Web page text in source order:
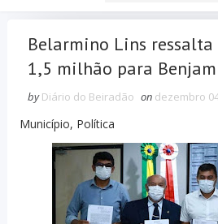
Belarmino Lins ressalta
1,5 milhão para
by Diário do Beiradão on dezembro
Município, Política